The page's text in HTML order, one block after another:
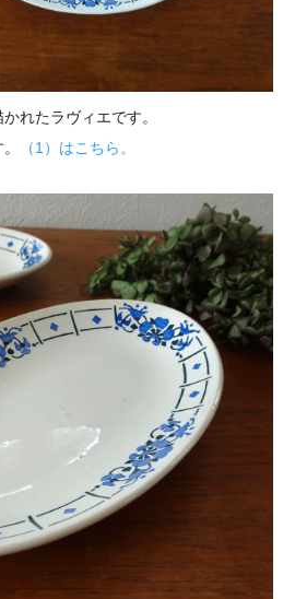
れたラヴィエです。
（1）はこちら。